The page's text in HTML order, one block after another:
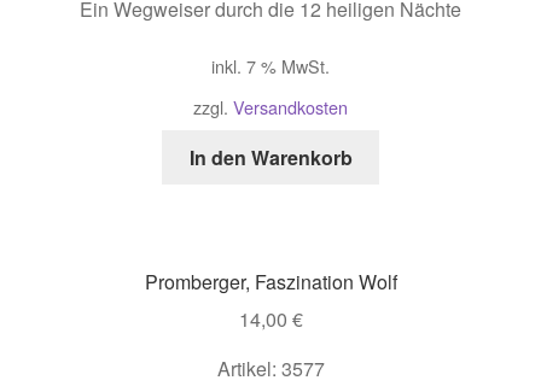
Ein Wegweiser durch die 12 heiligen Nächte
inkl. 7 % MwSt.
zzgl. Versandkosten
In den Warenkorb
Promberger, Faszination Wolf
14,00 €
Artikel: 3577